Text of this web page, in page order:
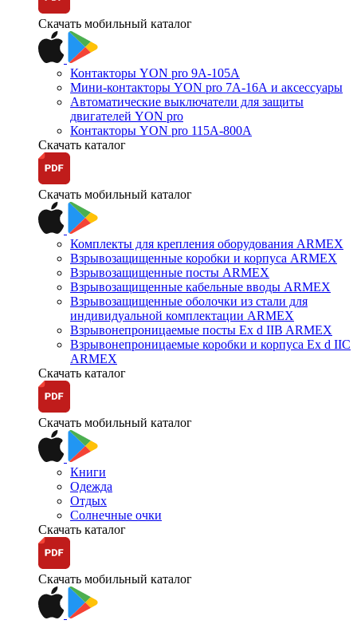
Скачать мобильный каталог
Контакторы YON pro 9А-105А
Мини-контакторы YON pro 7А-16А и аксессуары
Автоматические выключатели для защиты
двигателей YON pro
Контакторы YON pro 115А-800А
Скачать каталог
Скачать мобильный каталог
Комплекты для крепления оборудования ARMEX
Взрывозащищенные коробки и корпуса ARMEX
Взрывозащищенные посты ARMEX
Взрывозащищенные кабельные вводы ARMEX
Взрывозащищенные оболочки из стали для
индивидуальной комплектации ARMEX
Взрывонепроницаемые посты Ex d IIB ARMEX
Взрывонепроницаемые коробки и корпуса Ex d IIС
ARMEX
Скачать каталог
Скачать мобильный каталог
Книги
Одежда
Отдых
Солнечные очки
Скачать каталог
Скачать мобильный каталог